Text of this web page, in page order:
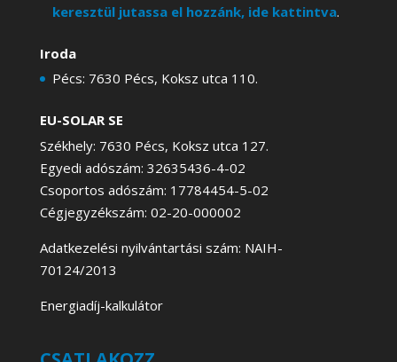
keresztül jutassa el hozzánk, ide kattintva.
Iroda
Pécs: 7630 Pécs, Koksz utca 110.
EU-SOLAR SE
Székhely: 7630 Pécs, Koksz utca 127.
Egyedi adószám: 32635436-4-02
Csoportos adószám: 17784454-5-02
Cégjegyzékszám: 02-20-000002
Adatkezelési nyilvántartási szám: NAIH-
70124/2013
Energiadíj-kalkulátor